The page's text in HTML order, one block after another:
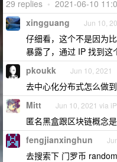
29 replies • 2021-06-10
xingguang Jun 10,
仔细看，这个不是因为
暴露了，通过 IP 找到这
pkoukk Jun 10, 2021
去中心化分布式怎么做
Mitt Jun 10, 2021 via
匿名黑盒跟区块链概念
fengjianxinghun
去搜索下 门罗币